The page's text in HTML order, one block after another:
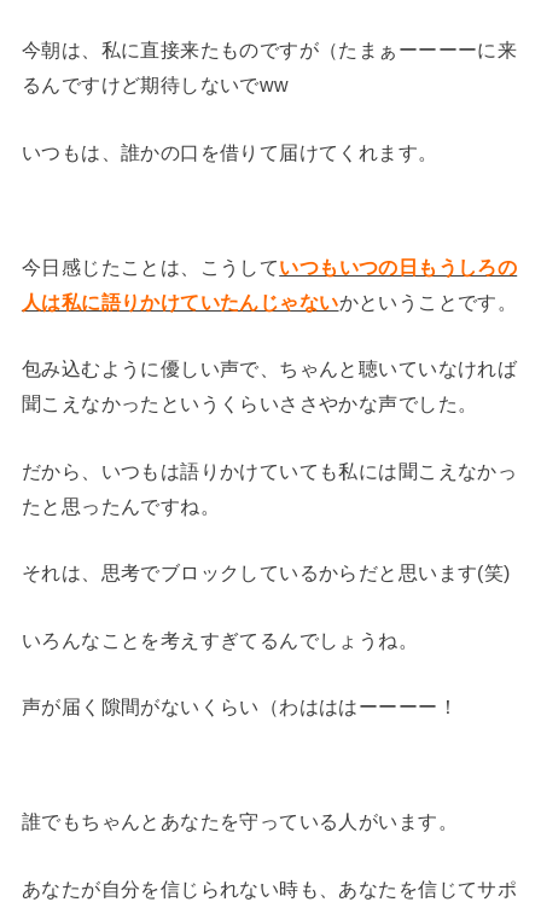
今朝は、私に直接来たものですが（たまぁーーーーに来
るんですけど期待しないでww
いつもは、誰かの口を借りて届けてくれます。
今日感じたことは、こうしていつもいつの日もうしろの
人は私に語りかけていたんじゃないかということです。
包み込むように優しい声で、ちゃんと聴いていなければ
聞こえなかったというくらいささやかな声でした。
だから、いつもは語りかけていても私には聞こえなかっ
たと思ったんですね。
それは、思考でブロックしているからだと思います(笑)
いろんなことを考えすぎてるんでしょうね。
声が届く隙間がないくらい（わはははーーーー！
誰でもちゃんとあなたを守っている人がいます。
あなたが自分を信じられない時も、あなたを信じてサポ